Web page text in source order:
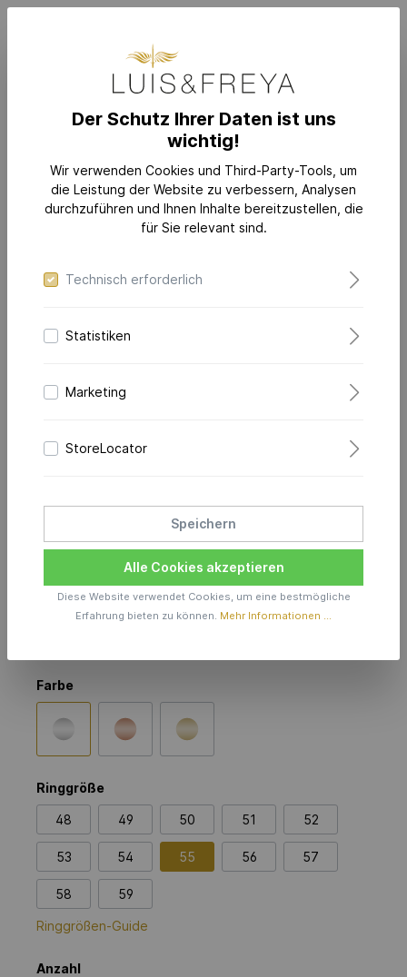
KATEGORIEN Ringe
Poem Ring 2.0 Diamonds
Preis anfragen
Produktionszeit inkl. Lieferzeit 6 Wochen
Farbe
Ringgröße
48 49 50 51 52
53 54 55 56 57
58 59
Ringgrößen-Guide
Anzahl
Der Schutz Ihrer Daten ist uns
wichtig!
Wir verwenden Cookies und Third-Party-Tools, um
die Leistung der Website zu verbessern, Analysen
durchzuführen und Ihnen Inhalte bereitzustellen, die
für Sie relevant sind.
Technisch erforderlich
Statistiken
Marketing
StoreLocator
Speichern
Alle Cookies akzeptieren
Diese Website verwendet Cookies, um eine bestmögliche
Erfahrung bieten zu können. Mehr Informationen ...